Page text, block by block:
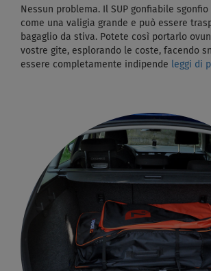
Nessun problema. Il SUP gonfiabile
come una valigia grande e può essere
bagaglio da stiva. Potete così portarlo
vostre gite, esplorando le coste, facendo
essere completamente indipende leggi di